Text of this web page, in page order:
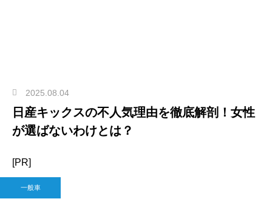
2025.08.04
日産キックスの不人気理由を徹底解剖！女性
が選ばないわけとは？
[PR]
一般車